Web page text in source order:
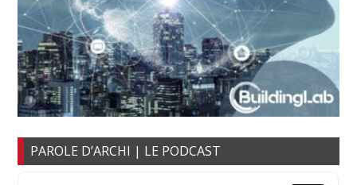
PAROLE D’ARCHI | LE PODCAST